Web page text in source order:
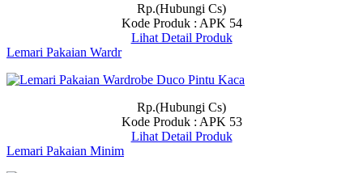
Rp.(Hubungi Cs)
Kode Produk : APK 54
Lihat Detail Produk
Lemari Pakaian Wardr
Rp.(Hubungi Cs)
Kode Produk : APK 53
Lihat Detail Produk
Lemari Pakaian Minim